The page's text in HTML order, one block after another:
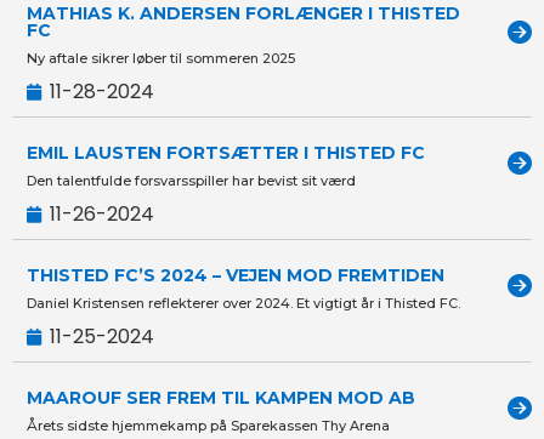
MATHIAS K. ANDERSEN FORLÆNGER I THISTED
FC
Ny aftale sikrer løber til sommeren 2025
11-28-2024
EMIL LAUSTEN FORTSÆTTER I THISTED FC
Den talentfulde forsvarsspiller har bevist sit værd
11-26-2024
THISTED FC’S 2024 – VEJEN MOD FREMTIDEN
Daniel Kristensen reflekterer over 2024. Et vigtigt år i Thisted FC.
11-25-2024
MAAROUF SER FREM TIL KAMPEN MOD AB
Årets sidste hjemmekamp på Sparekassen Thy Arena